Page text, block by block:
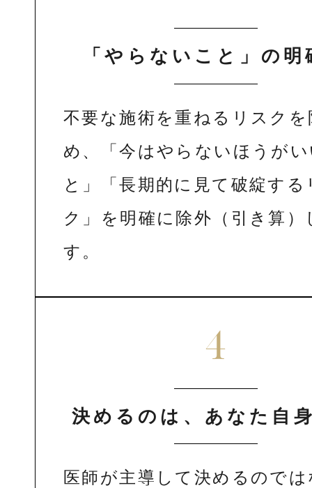
「やらないこと」の明
不要な施術を重ねるリスク
め、「今はやらないほうが
と」「長期的に見て破綻する
ク」を明確に除外（引き算）
す。
4
決めるのは、あなた自
医師が主導して決めるので